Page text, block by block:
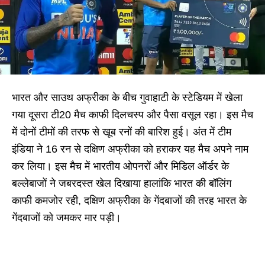
भारत और साउथ अफ्रीका के बीच गुवाहाटी के स्टेडियम में खेला
गया दूसरा टी20 मैच काफी दिलचस्प और पैसा वसूल रहा। इस मैच
में दोनों टीमों की तरफ से खूब रनों की बारिश हुई। अंत में टीम
इंडिया ने 16 रन से दक्षिण अफ्रीका को हराकर यह मैच अपने नाम
कर लिया। इस मैच में भारतीय ओपनरों और मिडिल ऑर्डर के
बल्लेबाजों ने जबरदस्त खेल दिखाया हालांकि भारत की बॉलिंग
काफी कमजोर रही, दक्षिण अफ्रीका के गेंदबाजों की तरह भारत के
गेंदबाजों को जमकर मार पड़ी।